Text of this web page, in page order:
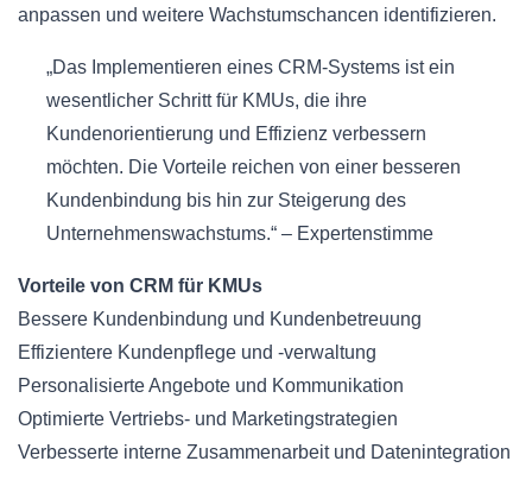
anpassen und weitere Wachstumschancen identifizieren.
„Das Implementieren eines CRM-Systems ist ein
wesentlicher Schritt für KMUs, die ihre
Kundenorientierung und Effizienz verbessern
möchten. Die Vorteile reichen von einer besseren
Kundenbindung bis hin zur Steigerung des
Unternehmenswachstums.“ – Expertenstimme
Vorteile von CRM für KMUs
Bessere Kundenbindung und Kundenbetreuung
Effizientere Kundenpflege und -verwaltung
Personalisierte Angebote und Kommunikation
Optimierte Vertriebs- und Marketingstrategien
Verbesserte interne Zusammenarbeit und Datenintegration